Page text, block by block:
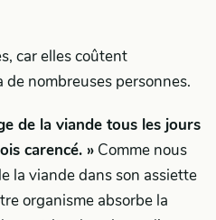
car elles coûtent
nombreuses personnes.
de la viande tous les jours
carencé. » Comme nous
la viande dans son assiette
organisme absorbe la